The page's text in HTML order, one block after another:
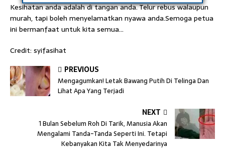
Kesihatan anda adalah di tangan anda. Telur rebus walaupun
murah, tapi boleh menyelamatkan nyawa anda.Semoga petua
ini bermanfaat untuk kita semua…
Credit: syifasihat
PREVIOUS
Mengagumkan! Letak Bawang Putih Di Telinga Dan
Lihat Apa Yang Terjadi
NEXT
1 Bulan Sebelum Roh Di Tarik, Manusia Akan
Mengalami Tanda-Tanda Seperti Ini. Tetapi
Kebanyakan Kita Tak Menyedarinya